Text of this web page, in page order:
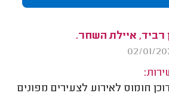
רביד, איילת השחר.
חומוס לאירוע לצעירים מפונים